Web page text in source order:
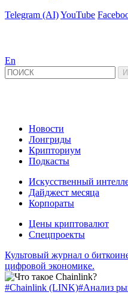
Telegram (AI)YouTube
En
Новости
Лонгриды
Крипториум
Подкасты
Искусственный
Дайджест месяца
Корпораты
Цены криптовалют
Спецпроекты
Культовый журнал о
цифровой экономике.
#Chainlink (LINK)#Анализ